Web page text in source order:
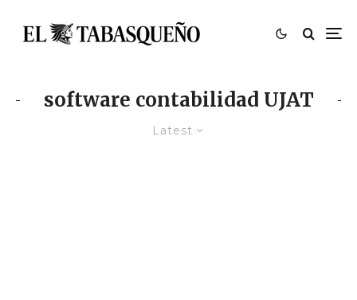
software contabilidad UJAT
Latest